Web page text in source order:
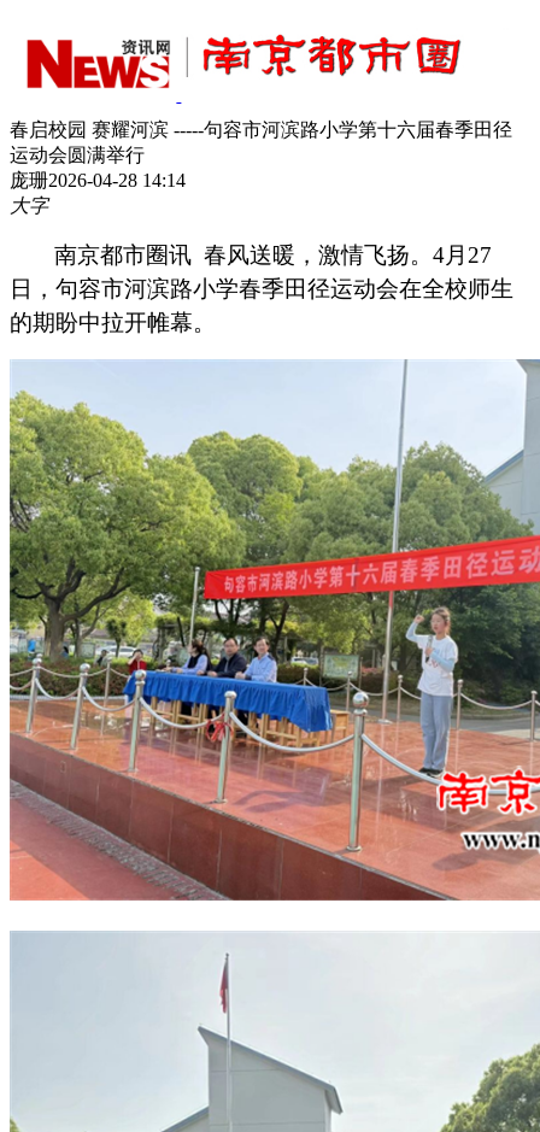
春启校园 赛耀河滨 -----句容市河滨路小学第十六届春季田径
运动会圆满举行
庞珊2026-04-28 14:14
大字
南京都市圈讯 春风送暖，激情飞扬。 4月27
日 ， 句容市河滨路小学春季田径运动会在全校师生
的期盼中拉开帷幕。